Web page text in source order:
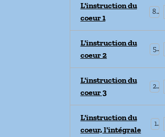
L'instruction du
coeur 1
8
L'instruction du
coeur 2
5
L'instruction du
coeur 3
2
L'instruction du
coeur, l'intégrale
1